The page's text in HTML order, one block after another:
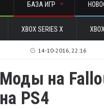
БАЗА ИГР
XBOX SERIES X
14-10-2016, 22:16
Моды на
на PS4